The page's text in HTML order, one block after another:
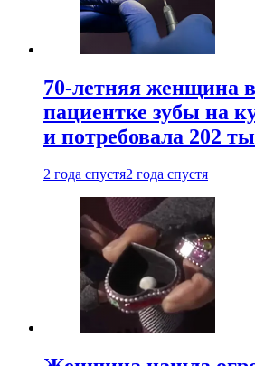
70-летняя женщина
пациентке зубы на
и потребовала 202
2 года спустя2 года спустя